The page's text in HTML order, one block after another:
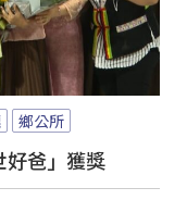
鄉公所
好爸」獲獎